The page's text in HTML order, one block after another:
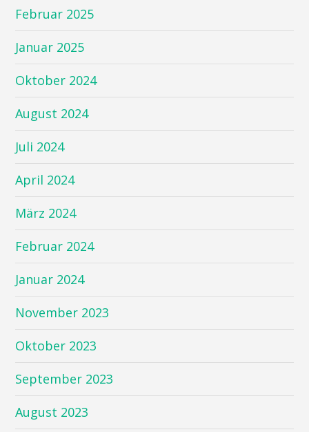
Februar 2025
Januar 2025
Oktober 2024
August 2024
Juli 2024
April 2024
März 2024
Februar 2024
Januar 2024
November 2023
Oktober 2023
September 2023
August 2023